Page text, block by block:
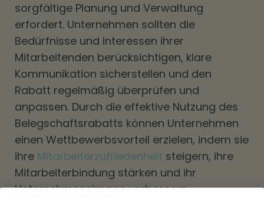
sorgfältige Planung und Verwaltung
erfordert. Unternehmen sollten die
Bedürfnisse und Interessen ihrer
Mitarbeitenden berücksichtigen, klare
Kommunikation sicherstellen und den
Rabatt regelmäßig überprüfen und
anpassen. Durch die effektive Nutzung des
Belegschaftsrabatts können Unternehmen
einen Wettbewerbsvorteil erzielen, indem sie
ihre Mitarbeiterzufriedenheit steigern, ihre
Mitarbeiterbindung stärken und ihr
Unternehmensimage verbessern.